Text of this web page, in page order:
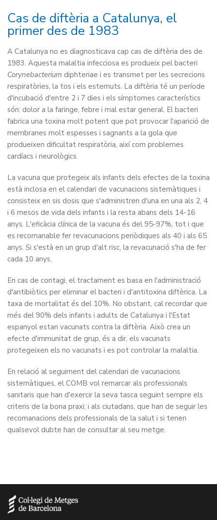
Cas de diftèria a Catalunya, el
primer des de 1983
A Catalunya no es diagnosticava cap cas de diftèria des de
1983. Aquesta malaltia infecciosa es produeix pel bacteri
Corynebacterium diphteriae i es transmet per les secrecions
respiratòries, la tos i els esternuts. La diftèria té un període
d'incubació d'entre 2 i 7 dies i els símptomes característics
són: dolor a la faringe, febre i mal estar general. El bacteri
fabrica una toxina molt potent que pot provocar l'aparició de
membranes molt espesses i sagnants a la gola que
produeixen dificultat respiratòria, així com problemes
cardíacs i neurològics.
La vacuna que protegeix als infants dels efectes de la toxina
està inclosa en el calendari de vacunacions sistemàtiques i
consisteix en sis dosis que s'administren d'una en una als 2, 4
i 6 mesos de vida dels infants i la resta abans dels 14-16
anys. L'eficàcia clínica de la vacuna és del 95-97%, tot i que
es recomanable fer revacunacions periòdiques als 40 i als 65
anys. Si s'està en un grup d'alt risc, la revacunació s'ha de fer
cada 10 anys.
En cas de contagi, el tractament es basa en l'administració
d'antibiòtics per eliminar el bacteri i d'antitoxina diftèrica. La
taxa de mortalitat és del 10%. No obstant, cal recordar que
més del 90% dels infants i adults de Catalunya i l'Estat
espanyol estan vacunats contra la diftèria. Això crea un
efecte d'immunitat de grup, és a dir, els vacunats
protegeixen els no vacunats i es pot controlar la malaltia.
En relació al seguiment del calendari de vacunacions
sistemàtiques, el COMB vol remarcar als professionals
sanitaris que han d'exercir la seva tasca seguint sempre els
criteris de la bona praxi; i als ciutadans, que han de seguir les
recomanacions dels professionals de la salut i si tenen
qualsevol dubte han de consultar al seu metge.